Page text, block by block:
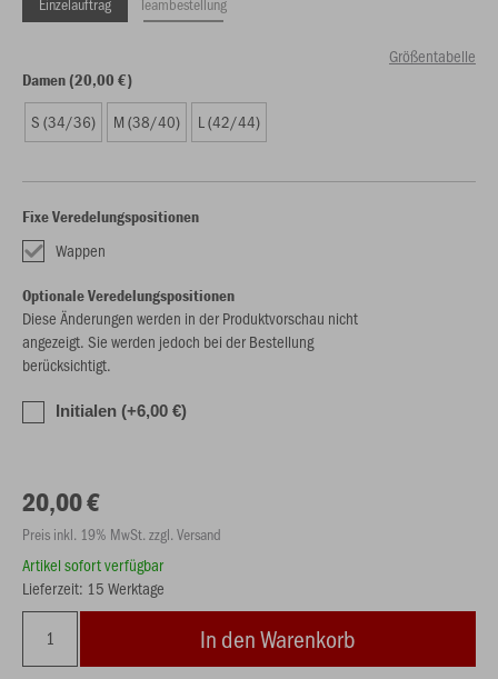
Größentabelle
Damen (20,00 €)
S (34/36) M (38/40) L (42/44)
Fixe Veredelungspositionen
Wappen
Optionale Veredelungspositionen
Diese Änderungen werden in der Produktvorschau nicht
angezeigt. Sie werden jedoch bei der Bestellung
berücksichtigt.
Initialen (+6,00 €)
20,00 €
Preis inkl. 19% MwSt. zzgl. Versand
Artikel sofort verfügbar
Lieferzeit: 15 Werktage
In den Warenkorb